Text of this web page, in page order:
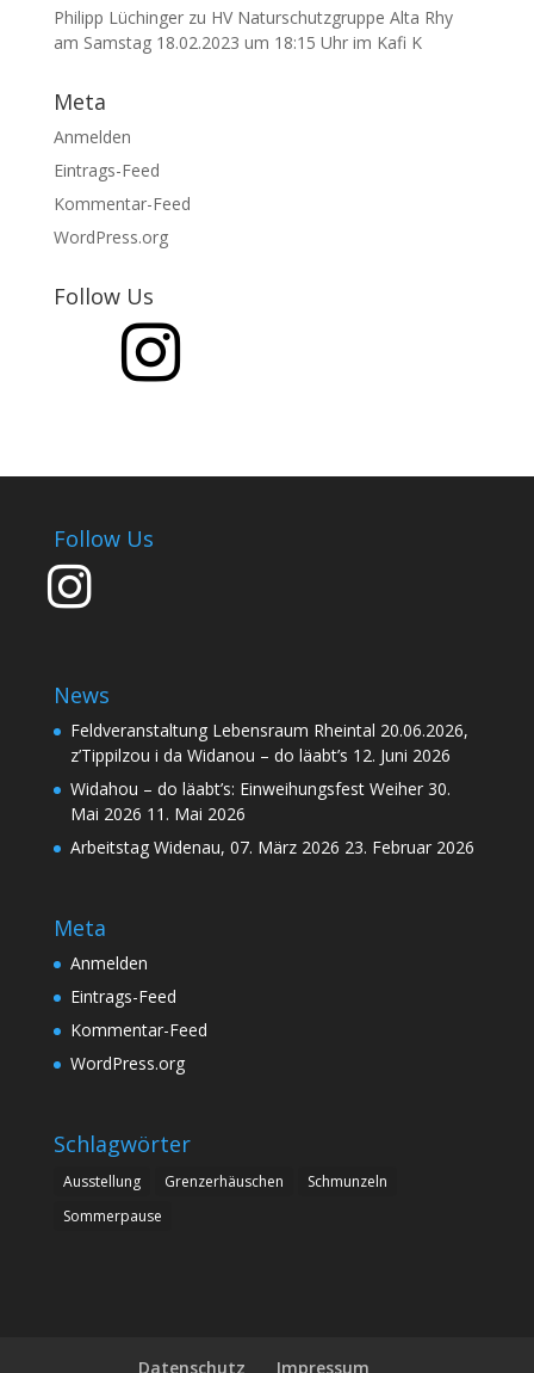
Philipp Lüchingerzu HV Naturschutzgruppe Alta Rhy
am Samstag 18.02.2023 um 18:15 Uhr im Kafi K
Meta
Anmelden
Eintrags-Feed
Kommentar-Feed
WordPress.org
Follow Us
Follow Us
News
Feldveranstaltung Lebensraum Rheintal 20.06.2026,
z’Tippilzou i da Widanou – do läabt’s 12. Juni 2026
Widahou – do läabt’s: Einweihungsfest Weiher 30.
Mai 2026 11. Mai 2026
Arbeitstag Widenau, 07. März 2026 23. Februar 2026
Meta
Anmelden
Eintrags-Feed
Kommentar-Feed
WordPress.org
Schlagwörter
Ausstellung Grenzerhäuschen
Schmunzeln
Sommerpause
Datenschutz Impressum